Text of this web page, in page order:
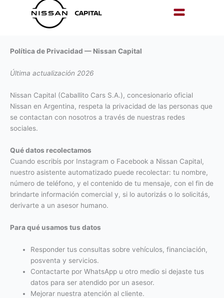
Menu
Política de Privacidad — Nissan Capital
Última actualización 2026
Nissan Capital (Caballito Cars S.A.), concesionario oficial
Nissan en Argentina, respeta la privacidad de las personas que
se contactan con nosotros a través de nuestras redes
sociales.
Qué datos recolectamos
Cuando escribís por Instagram o Facebook a Nissan Capital,
nuestro asistente automatizado puede recolectar: tu nombre,
número de teléfono, y el contenido de tu mensaje, con el fin de
brindarte información comercial y, si lo autorizás o lo solicitás,
derivarte a un asesor humano.
Para qué usamos tus datos
Responder tus consultas sobre vehículos, financiación,
posventa y servicios.
Contactarte por WhatsApp u otro medio si dejaste tus
datos para ser atendido por un asesor.
Mejorar nuestra atención al cliente.